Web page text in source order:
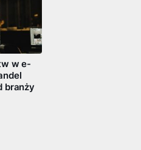
w e-
branży